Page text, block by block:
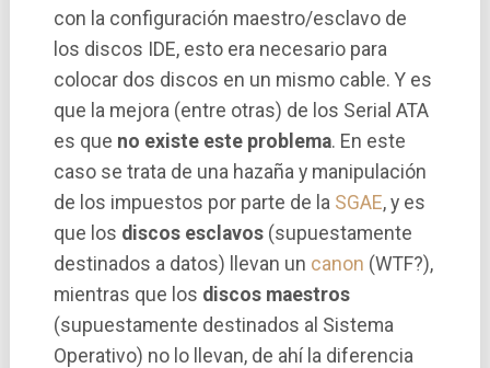
con la configuración maestro/esclavo de
los discos IDE, esto era necesario para
colocar dos discos en un mismo cable. Y es
que la mejora (entre otras) de los Serial ATA
es que no existe este problema. En este
caso se trata de una hazaña y manipulación
de los impuestos por parte de la SGAE, y es
que los discos esclavos(supuestamente
destinados a datos) llevan un canon (WTF?),
mientras que los discos maestros
(supuestamente destinados al Sistema
Operativo) no lo llevan, de ahí­ la diferencia